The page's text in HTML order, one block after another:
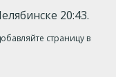
20:43.
страницу в